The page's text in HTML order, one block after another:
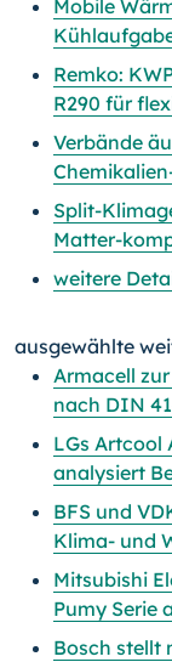
Mobile
Remko:
R290 für
Verbände
Split-
Matter-
weitere
ausgewählte
Armacell
nach DIN
LGs Artcool
analysiert
BFS und
Klima- und
Mitsubishi
Pumy Serie
Bosch stellt